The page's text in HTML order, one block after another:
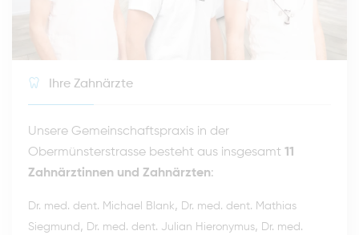
Ihre Zahnärzte
Unsere Gemeinschaftspraxis in der
Obermünsterstrasse besteht aus insgesamt 11
Zahnärztinnen und Zahnärzten:
Dr. med. dent. Michael Blank, Dr. med. dent. Mathias
Siegmund , Dr. med. dent. Julian Hieronymus, Dr. med.